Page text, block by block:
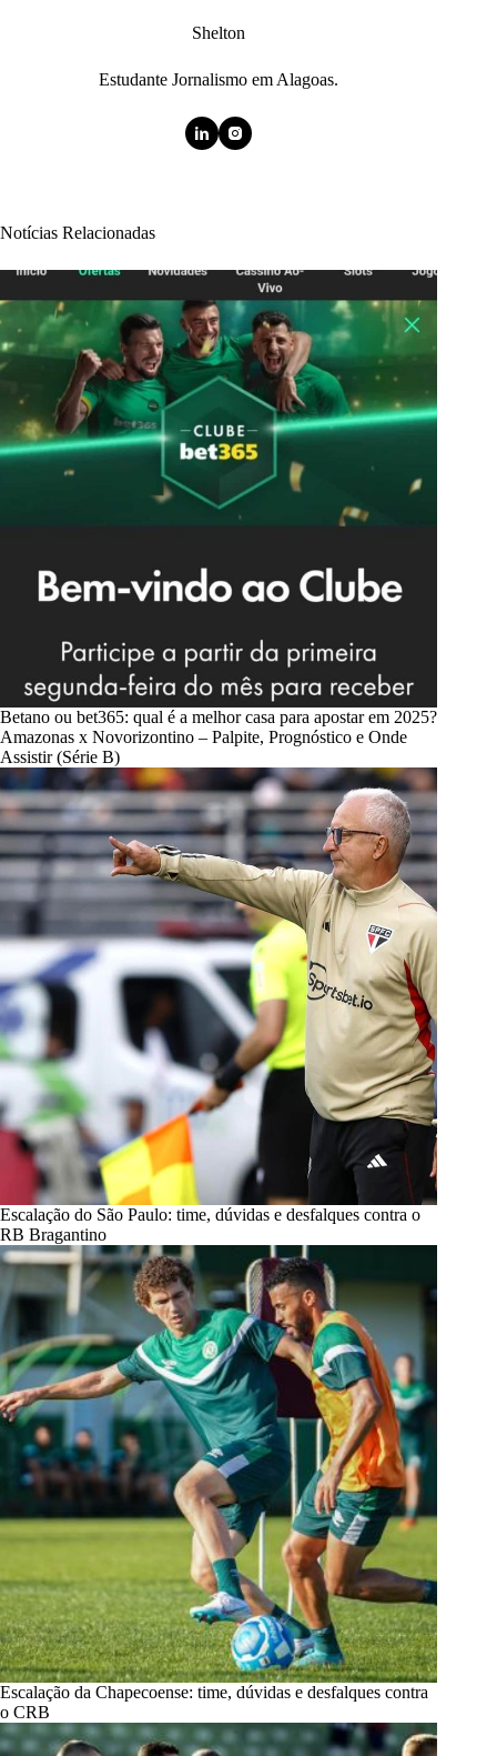
Shelton
Estudante Jornalismo em Alagoas.
Notícias Relacionadas
Betano ou bet365: qual é a melhor casa para apostar em 2025?
Amazonas x Novorizontino – Palpite, Prognóstico e Onde
Assistir (Série B)
Escalação do São Paulo: time, dúvidas e desfalques contra o
RB Bragantino
Escalação da Chapecoense: time, dúvidas e desfalques contra
o CRB